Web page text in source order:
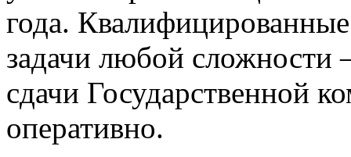
года.
задачи любой сложности
сдачи Государственной
оперативно.